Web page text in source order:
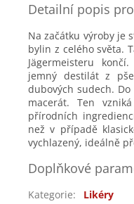
Detailní popis
Na začátku výroby je
bylin z celého světa.
Jägermeisteru
jemný destilát z
dubových sudech.
macerát. Ten
přírodních
než v případě
vychlazený, ideálně
Doplňkové
Kategorie:
Likéry